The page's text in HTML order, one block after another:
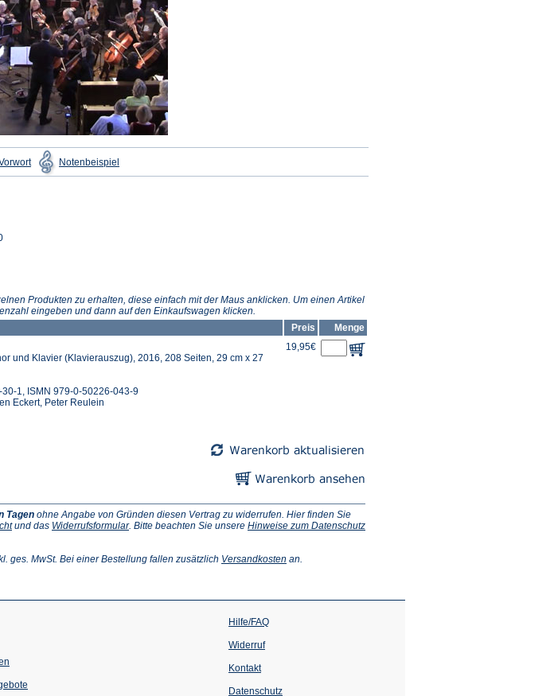
(Öffnet
in
einem
Notenbeispiel in
einem
Produkten zu erhalten, diese einfach mit der Maus anklicken. Um einen Artikel
eingeben und dann auf den Einkaufswagen klicken.
Preis
Menge
und Klavier (Klavierauszug), 2016, 208 Seiten, 29 cm x 27
30-1, ISMN 979-0-50226-043-9
Eckert, Peter Reulein
19,95€
Tagen ohne Angabe von Gründen diesen Vertrag zu widerrufen. Hier finden Sie
(Öffnet
neuen
und das Widerrufsformular(Öffnet
neuen
. Bitte beachten Sie unsere Hinweise zum Datenschutz
ges. MwSt. Bei einer Bestellung fallen zusätzlich Versandkosten (Öffnet
Tab)
an.
einem
Hilfe/FAQ
Widerruf
Kontakt
Datenschutz